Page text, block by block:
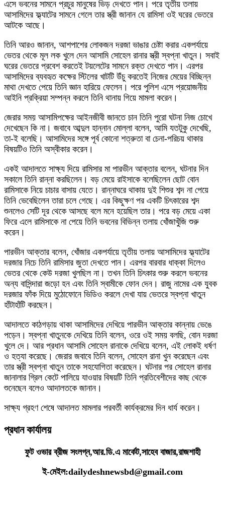
এসে ভবনের সামনে প্রচুর মানুষের ভিড় দেখতে পান। পরে তৃতীয় তলায়
আসামিদের ফ্ল্যাটের সামনে গেলে তার স্ত্রী জানান যে রামিসা ওই ঘরের ভেতরে
আটকে আছে।
তিনি আরও জানান, আশপাশের লোকজন দরজা ভাঙার চেষ্টা করার একপর্যায়ে
ভেতর থেকে মূল লক খুলে দেন আসামি সোহেল রানার স্ত্রী স্বপ্না খাতুন। সবাই
ঘরের ভেতরে প্রবেশ করতেই টয়লেটের সামনে রক্ত দেখতে পান। এরপর
আসামিদের ব্যবহৃত কক্ষের স্টিলের খাটটি উঁচু করতেই নিজের মেয়ের বিচ্ছিন্ন
মাথা দেখতে পেয়ে তিনি জ্ঞান হারিয়ে ফেলেন। পরে পুলিশ এসে প্রয়োজনীয়
আইনি প্রক্রিয়া সম্পন্ন করলে তিনি থানায় গিয়ে মামলা করেন।
জেরার সময় আসামিপক্ষের আইনজীবী জানতে চান তিনি পুরো ঘটনা নিজ চোখে
দেখেছেন কি না। জবাবে আব্দুল হান্নান মোল্লা বলেন, আমি যতটুকু দেখেছি,
তা-ই বলেছি। আসামিদের সঙ্গে পূর্ব কোনো শত্রুতা বা চেনা-পরিচয় থাকার
বিষয়টিও তিনি অস্বীকার করেন।
একই আদালতে সাক্ষ্য দিয়ে রামিসার মা পারভীন আক্তার বলেন, ঘটনার দিন
সকালে তিনি রান্না করছিলেন। বড় মেয়ে রাইসাকে বলেছিলেন ছোট বোন
রামিসাকে নিয়ে চাচার বাসায় যেতে। রান্নাঘরে থাকায় দুই শিশুর শব্দ না পেয়ে
তিনি ভেবেছিলেন তারা চলে গেছে। এর কিছুক্ষণ পর একটি চিৎকারের শব্দ
শুনলেও সেটি দূর থেকে আসছে বলে মনে হয়েছিল তার। পরে বড় মেয়ে একা
ফিরে এলে রামিসাকে না পেয়ে তিনি ভবনের বিভিন্ন তলায় খোঁজাখুঁজি শুরু
করেন।
পারভীন আক্তার বলেন, খোঁজার একপর্যায়ে তৃতীয় তলায় আসামিদের ফ্ল্যাটের
দরজার নিচে তিনি রামিসার জুতা দেখতে পান। এরপর বারবার ধাক্কা দিলেও
ভেতর থেকে কেউ দরজা খুলছিল না। তখন তিনি চিৎকার শুরু করলে ভবনের
অন্য বাসিন্দারা জড়ো হন এবং তিনি স্বামীকে ফোন দেন। রাজু নামের এক যুবক
দরজার ফাঁক দিয়ে মুঠোফোনে ভিডিও করলে দেখা যায় ভেতরে স্বপ্না খাতুন
হাঁটাহাঁটি করছেন।
আদালতে কাঠগড়ায় থাকা আসামিদের দেখিয়ে পারভীন আক্তার কান্নায় ভেঙে
পড়েন। স্বপ্না খাতুনকে দেখিয়ে তিনি বলেন, ওরে ওই সময় বলছি, বোন দরজা
খুলে দে। আর প্রধান আসামি সোহেল রানাকে দেখিয়ে বলেন, এই লোকই ধর্ষণ
ও হত্যা করেছে। জেরার জবাবে তিনি বলেন, সোহেল রানা খুন করেছেন এবং
তার স্ত্রী স্বপ্না খাতুন তাকে সহযোগিতা করেছেন। ঘটনার পর সোহেল রানার
জানালার গ্রিল কেটে পালিয়ে যাওয়ার বিষয়টি তিনি প্রতিবেশীদের কাছ থেকে
শুনেছেন বলেও আদালতকে জানান।
সাক্ষ্য গ্রহণ শেষে আদালত মামলার পরবর্তী কার্যক্রমের দিন ধার্য করেন।
প্রধান কার্যালয়
ফুট ওভার ব্রীজ সংলগ্ন,আর.ডি.এ মার্কেট,সাহেব বাজার,রাজশাহী
ই-মেইল:dailydeshnewsbd@gmail.com